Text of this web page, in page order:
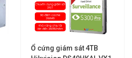
Ổ cứng giám sát 4TB